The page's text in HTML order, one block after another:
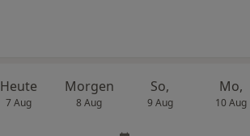
Heute
7 Aug
Morgen
8 Aug
So,
9 Aug
Mo,
10 Aug